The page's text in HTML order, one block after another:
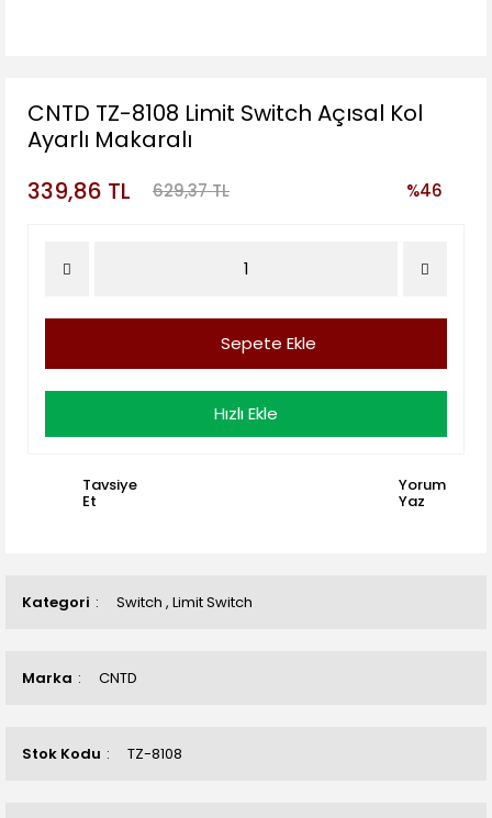
Kategori Switch , Limit Switch
Marka CNTD
Stok Kodu TZ-8108
CNTD TZ-8108 Limit Switch Açısal Kol
Ayarlı Makaralı
339,86 TL
629,37 TL %46
Sepete Ekle
Hızlı Ekle
Tavsiye
Et
Yorum
Yaz